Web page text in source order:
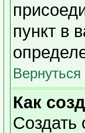
пункт в
Как
Создать